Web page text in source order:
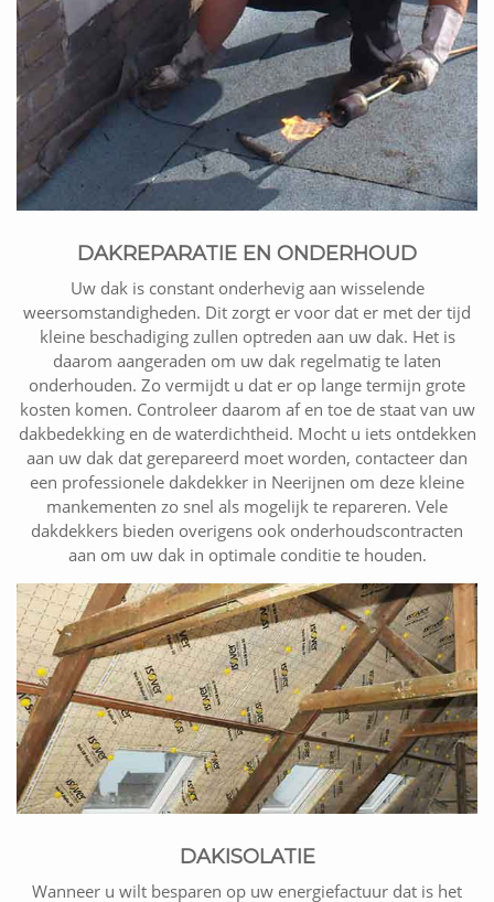
DAKREPARATIE EN ONDERHOUD
Uw dak is constant onderhevig aan wisselende
weersomstandigheden. Dit zorgt er voor dat er met der tijd
kleine beschadiging zullen optreden aan uw dak. Het is
daarom aangeraden om uw dak regelmatig te laten
onderhouden. Zo vermijdt u dat er op lange termijn grote
kosten komen. Controleer daarom af en toe de staat van uw
dakbedekking en de waterdichtheid. Mocht u iets ontdekken
aan uw dak dat gerepareerd moet worden, contacteer dan
een professionele dakdekker in Neerijnen om deze kleine
mankementen zo snel als mogelijk te repareren. Vele
dakdekkers bieden overigens ook onderhoudscontracten
aan om uw dak in optimale conditie te houden.
DAKISOLATIE
Wanneer u wilt besparen op uw energiefactuur dat is het